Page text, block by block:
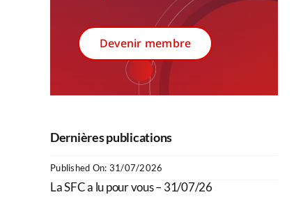
Devenir membre
Dernières publications
Published On: 31/07/2026
La SFC a lu pour vous – 31/07/26